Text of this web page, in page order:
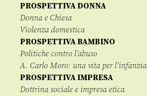
PROSPETTIVA DONNA
Donna e Chiesa
Violenza domestica
PROSPETTIVA BAMBINO
Politiche contro l’abuso
A. Carlo Moro: una vita per l’infanzia
PROSPETTIVA IMPRESA
Dottrina sociale e impresa etica